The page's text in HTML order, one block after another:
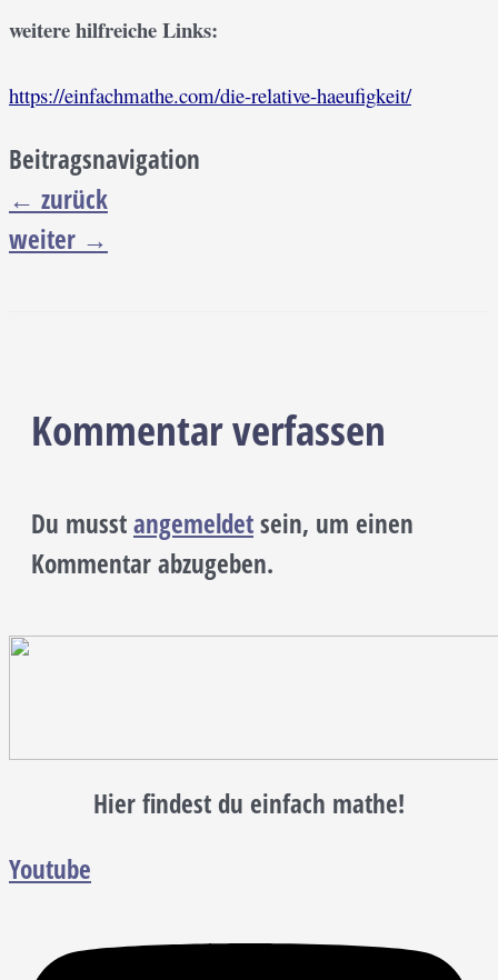
weitere hilfreiche Links:
https://einfachmathe.com/die-relative-haeufigkeit/
Beitragsnavigation
← zurück
weiter →
Kommentar verfassen
Du musstangemeldetsein, um einen
Kommentar abzugeben.
Hier findest du einfach mathe!
Youtube